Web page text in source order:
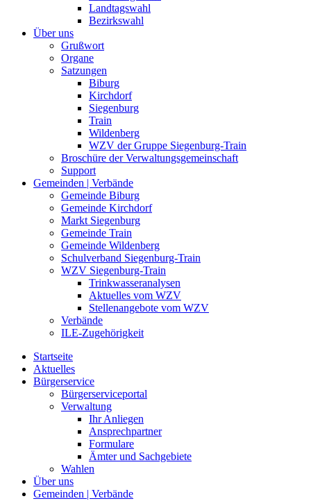
Landtagswahl
Bezirkswahl
Über uns
Grußwort
Organe
Satzungen
Biburg
Kirchdorf
Siegenburg
Train
Wildenberg
WZV der Gruppe Siegenburg-Train
Broschüre der Verwaltungsgemeinschaft
Support
Gemeinden | Verbände
Gemeinde Biburg
Gemeinde Kirchdorf
Markt Siegenburg
Gemeinde Train
Gemeinde Wildenberg
Schulverband Siegenburg-Train
WZV Siegenburg-Train
Trinkwasseranalysen
Aktuelles vom WZV
Stellenangebote vom WZV
Verbände
ILE-Zugehörigkeit
Startseite
Aktuelles
Bürgerservice
Bürgerserviceportal
Verwaltung
Ihr Anliegen
Ansprechpartner
Formulare
Ämter und Sachgebiete
Wahlen
Über uns
Gemeinden | Verbände